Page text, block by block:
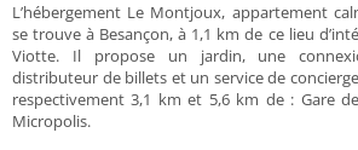
L’hébergement Le Montjoux, appartement
se trouve à Besançon, à 1,1 km de ce lieu
Viotte. Il propose un jardin, une
distributeur de billets et un service de
respectivement 3,1 km et 5,6 km de : Gare
Micropolis.